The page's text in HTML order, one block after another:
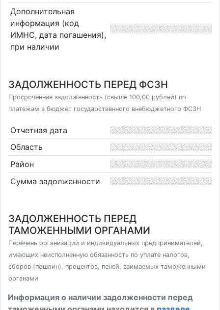
Дополнительная
информация (код
ИМНС, дата погашения),
при наличии
ЗАДОЛЖЕННОСТЬ ПЕРЕД ФСЗН
Просроченная задолженность (свыше 100,00 рублей) по
платежам в бюджет государственного внебюджетного ФСЗН
Отчетная дата
Область
Район
Сумма задолженности
ЗАДОЛЖЕННОСТЬ ПЕРЕД
ТАМОЖЕННЫМИ ОРГАНАМИ
Перечень организаций и индивидуальных предпринимателей,
имеющих неисполненную обязанность по уплате налогов,
сборов (пошлин), процентов, пеней, взимаемых таможенными
органами
Информация о наличии задолженности перед